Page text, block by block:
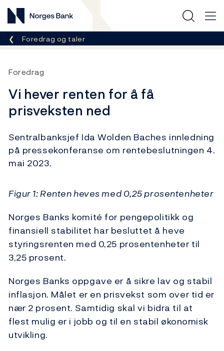
Norges Bank
Her er du nå:
Foredrag og taler
Foredrag
Vi hever renten for å få
prisveksten ned
Sentralbanksjef Ida Wolden Baches innledning
på pressekonferanse om rentebeslutningen 4.
mai 2023.
Figur 1: Renten heves med 0,25 prosentenheter
Norges Banks komité for pengepolitikk og
finansiell stabilitet har besluttet å heve
styringsrenten med 0,25 prosentenheter til
3,25 prosent.
Norges Banks oppgave er å sikre lav og stabil
inflasjon. Målet er en prisvekst som over tid er
nær 2 prosent. Samtidig skal vi bidra til at
flest mulig er i jobb og til en stabil økonomisk
utvikling.